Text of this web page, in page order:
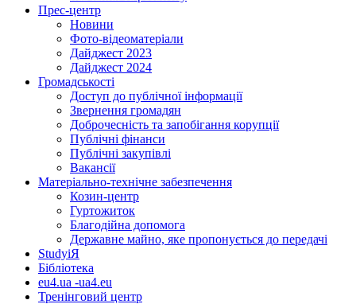
Прес-центр
Новини
Фото-відеоматеріали
Дайджест 2023
Дайджест 2024
Громадськості
Доступ до публічної інформації
Звернення громадян
Доброчесність та запобігання корупції
Публічні фінанси
Публічні закупівлі
Вакансії
Матеріально-технічне забезпечення
Козин-центр
Гуртожиток
Благодійна допомога
Державне майно, яке пропонується до передачі
StudyіЯ
Бібліотека
eu4.ua -ua4.eu
Тренінговий центр